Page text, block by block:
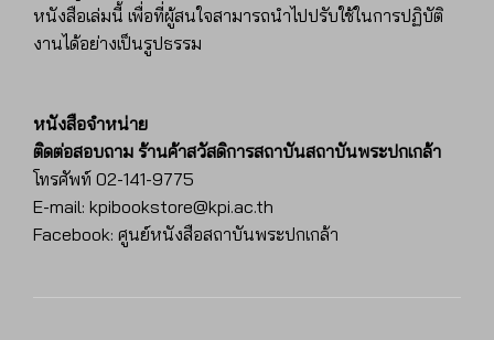
หนังสือเล่มนี้ เพื่อที่ผู้สนใจสามารถนำไปปรับใช้ในการปฏิบัติ
งานได้อย่างเป็นรูปธรรม
หนังสือจำหน่าย
ติดต่อสอบถาม ร้านค้าสวัสดิการสถาบันสถาบันพระปกเกล้า
โทรศัพท์ 02-141-9775
E-mail: kpibookstore@kpi.ac.th
Facebook: ศูนย์หนังสือสถาบันพระปกเกล้า